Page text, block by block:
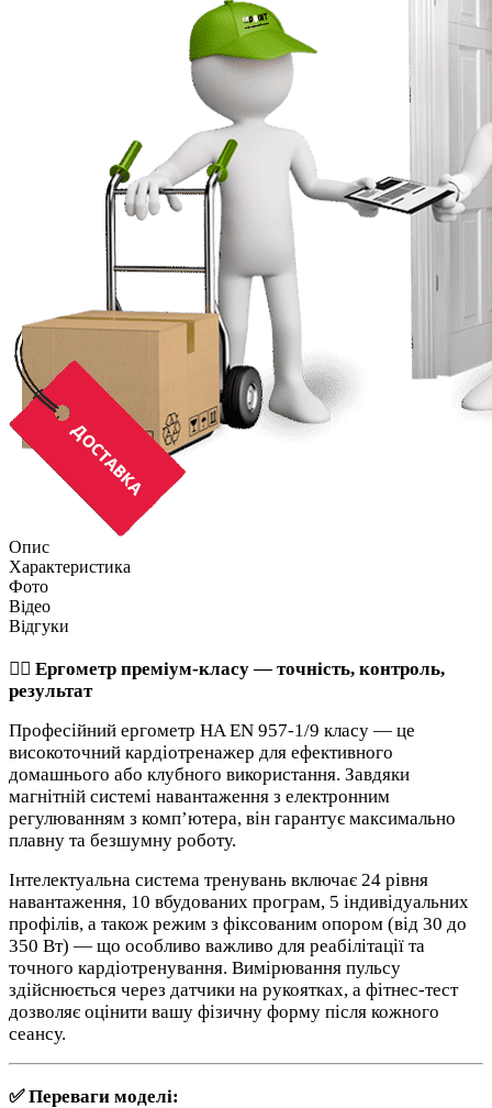
Опис
Характеристика
Фото
Відео
Відгуки
🚴‍♂️ Ергометр преміум-класу — точність, контроль,
результат
Професійний ергометр HA EN 957-1/9 класу — це
високоточний кардіотренажер для ефективного
домашнього або клубного використання. Завдяки
магнітній системі навантаження з електронним
регулюванням з комп’ютера, він гарантує максимально
плавну та безшумну роботу.
Інтелектуальна система тренувань включає 24 рівня
навантаження, 10 вбудованих програм, 5 індивідуальних
профілів, а також режим з фіксованим опором (від 30 до
350 Вт) — що особливо важливо для реабілітації та
точного кардіотренування. Вимірювання пульсу
здійснюється через датчики на рукоятках, а фітнес-тест
дозволяє оцінити вашу фізичну форму після кожного
сеансу.
✅ Переваги моделі: